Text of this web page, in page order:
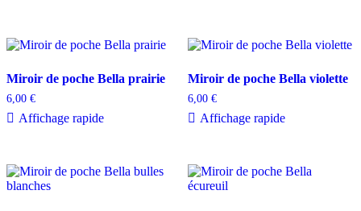
Miroir de poche Bella prairie
6,00 €
Affichage rapide
Miroir de poche Bella violette
6,00 €
Affichage rapide